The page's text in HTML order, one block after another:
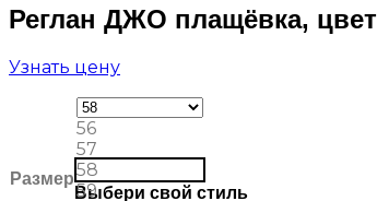
Выбери свой стиль
Реглан ДЖО плащёвка,
Узнать цену
Размер
56
57
58
59